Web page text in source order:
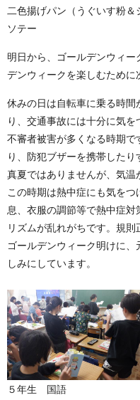
二色揚げパン（うぐいす粉
ソテー
明日から、ゴールデンウィ
デンウィークを楽しむために
休みの日は自転車に乗る時
り、交通事故には十分に気を
不審者被害が多くなる時期
り、防犯ブザーを携帯したり
真夏ではありませんが、気
この時期は熱中症にも気を
息、衣服の調節等で熱中症
リズムが乱れがちです。規則
ゴールデンウィーク明けに
しみにしています。
５年生 国語